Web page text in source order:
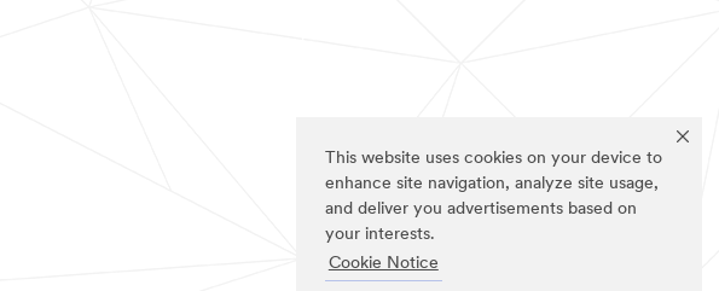
This website uses cookies on your device to
enhance site navigation, analyze site usage,
and deliver you advertisements based on
your interests.
Cookie Notice